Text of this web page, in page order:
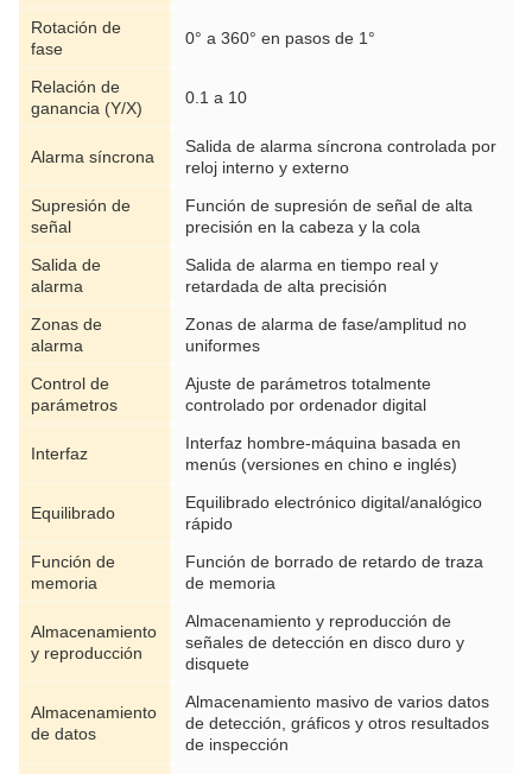
Rotación de
fase
0° a 360° en pasos de 1°
Relación de
ganancia (Y/X)
0.1 a 10
Alarma síncrona
Salida de alarma síncrona controlada por
reloj interno y externo
Supresión de
señal
Función de supresión de señal de alta
precisión en la cabeza y la cola
Salida de
alarma
Salida de alarma en tiempo real y
retardada de alta precisión
Zonas de
alarma
Zonas de alarma de fase/amplitud no
uniformes
Control de
parámetros
Ajuste de parámetros totalmente
controlado por ordenador digital
Interfaz
Interfaz hombre-máquina basada en
menús (versiones en chino e inglés)
Equilibrado
Equilibrado electrónico digital/analógico
rápido
Función de
memoria
Función de borrado de retardo de traza
de memoria
Almacenamiento
y reproducción
Almacenamiento y reproducción de
señales de detección en disco duro y
disquete
Almacenamiento
de datos
Almacenamiento masivo de varios datos
de detección, gráficos y otros resultados
de inspección